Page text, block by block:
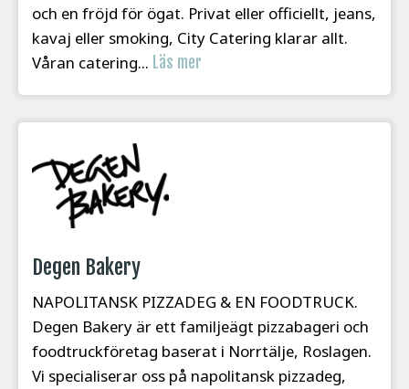
och en fröjd för ögat. Privat eller officiellt, jeans,
kavaj eller smoking, City Catering klarar allt.
Våran catering... Läs mer
Degen Bakery
NAPOLITANSK PIZZADEG & EN FOODTRUCK.
Degen Bakery är ett familjeägt pizzabageri och
foodtruckföretag baserat i Norrtälje, Roslagen.
Vi specialiserar oss på napolitansk pizzadeg,